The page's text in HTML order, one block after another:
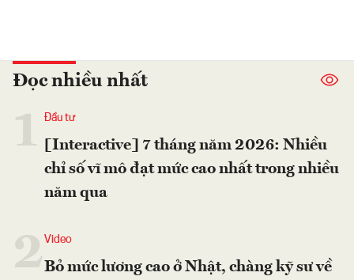
Đọc nhiều nhất
Đầu tư
[Interactive] 7 tháng năm 2026: Nhiều
chỉ số vĩ mô đạt mức cao nhất trong nhiều
năm qua
2Video
Bỏ mức lương cao ở Nhật, chàng kỹ sư về